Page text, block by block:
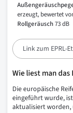
erzeugt, bewertet
Rollgeräusch73 dB
Link zum EPRL-
Wie liest man
Die europäische
eingeführt wurde,
aktualisiert worden,